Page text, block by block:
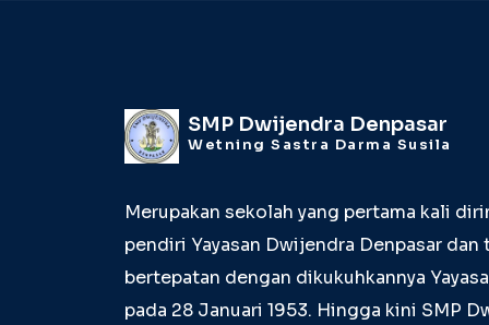
SMP Dwijendra Denpasar
Wetning Sastra Darma Susila
Merupakan sekolah yang pertama kali
pendiri Yayasan Dwijendra Denpasar
bertepatan dengan dikukuhkannya
pada 28 Januari 1953. Hingga kini SMP